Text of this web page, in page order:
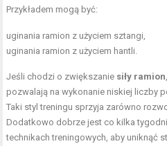
Przykładem mogą być:
uginania ramion z użyciem sztangi,
uginania ramion z użyciem hantli.
Jeśli chodzi o zwiększanie siły ramion
pozwalają na wykonanie niskiej liczby
Taki styl treningu sprzyja zarówno
Dodatkowo dobrze jest co kilka
technikach treningowych, aby uniknąć